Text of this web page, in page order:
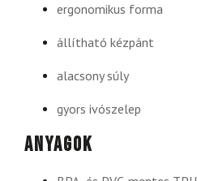
ergonomikus forma
állítható kézpánt
alacsony súly
gyors ivószelep
Anyagok